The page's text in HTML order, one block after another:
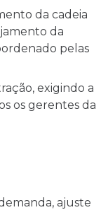
da cadeia
da
pelas
exigindo a
os gerentes da
ajuste